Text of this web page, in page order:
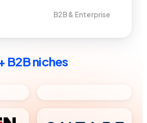
B2B & Enterprise
B2B niches